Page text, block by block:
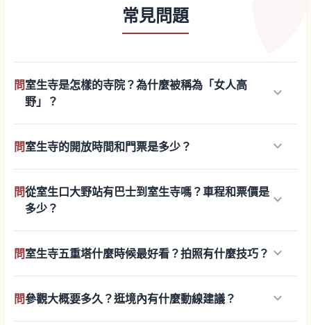
常見問題
問室生寺是怎樣的寺院？為什麼被稱為「女人高
野」？
keyboard_arrow_down
問室生寺的開放時間和門票是多少？ keyboard_arrow_down
問從室生口大野站有巴士到室生寺嗎？車程和票價是
多少？
keyboard_arrow_down
問室生寺五重塔什麼時候最好看？拍照有什麼技巧？ keyboard_arrow_down
問參觀大概要多久？逛境內有什麼動線建議？ keyboard_arrow_down